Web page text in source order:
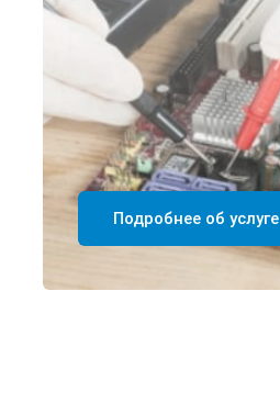
Подробнее об услуге